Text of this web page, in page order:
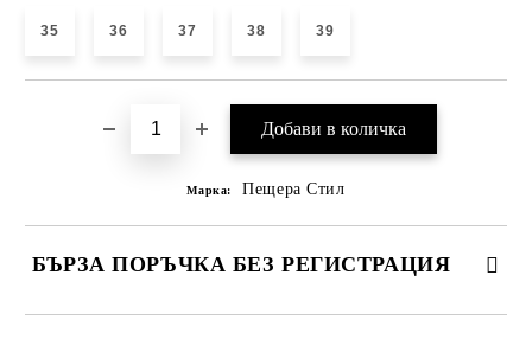
35 36 37 38 39
Марка: Пещера Стил
БЪРЗА ПОРЪЧКА БЕЗ РЕГИСТРАЦИЯ